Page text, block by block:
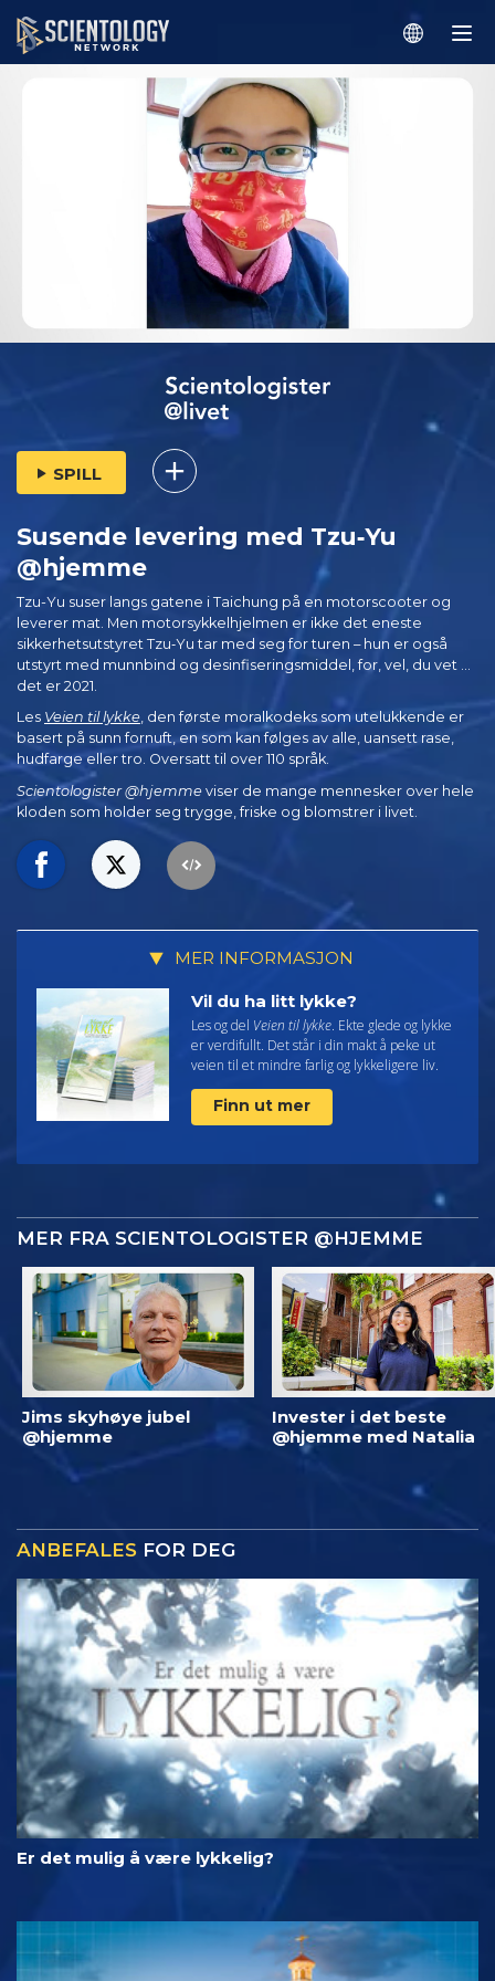
SPILL
Susende levering med Tzu‑Yu
@hjemme
Tzu-Yu suser langs gatene i Taichung på en motorscooter og
leverer mat. Men motorsykkelhjelmen er ikke det eneste
sikkerhetsutstyret Tzu‑Yu tar med seg for turen – hun er også
utstyrt med munnbind og desinfiseringsmiddel, for, vel, du vet ...
det er 2021.
Les Veien til lykke, den første moralkodeks som utelukkende er
basert på sunn fornuft, en som kan følges av alle, uansett rase,
hudfarge eller tro. Oversatt til over 110 språk.
Scientologister @hjemme viser de mange mennesker over hele
kloden som holder seg trygge, friske og blomstrer i livet.
MER INFORMASJON
Vil du ha litt lykke?
Les og del Veien til lykke. Ekte glede og lykke
er verdifullt. Det står i din makt å peke ut
veien til et mindre farlig og lykkeligere liv.
Finn ut mer
MER FRA SCIENTOLOGISTER @HJEMME
Jims skyhøye jubel
@hjemme
Invester i det beste
@hjemme med Natalia
ANBEFALES FOR DEG
Er det mulig å være lykkelig?